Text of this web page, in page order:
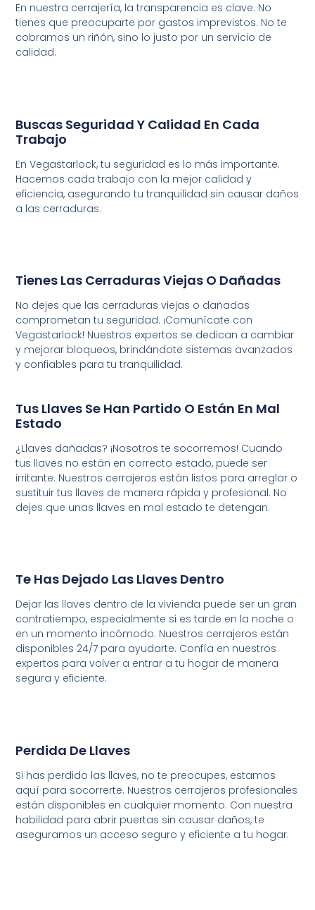
En nuestra cerrajería, la transparencia es clave. No
tienes que preocuparte por gastos imprevistos. No te
cobramos un riñón, sino lo justo por un servicio de
calidad.
Buscas Seguridad Y Calidad En Cada
Trabajo
En Vegastarlock, tu seguridad es lo más importante.
Hacemos cada trabajo con la mejor calidad y
eficiencia, asegurando tu tranquilidad sin causar daños
a las cerraduras.
Tienes Las Cerraduras Viejas O Dañadas
No dejes que las cerraduras viejas o dañadas
comprometantu seguridad. ¡Comunícate con
Vegastarlock! Nuestros expertos se dedican a cambiar
y mejorar bloqueos, brindándote sistemas avanzados
y confiables para tu tranquilidad.
Tus Llaves Se Han Partido O Están En Mal
Estado
¿Llaves dañadas? ¡Nosotros te socorremos! Cuando
tus llaves no están en correcto estado, puede ser
irritante. Nuestros cerrajeros están listos para arreglar o
sustituir tus llaves de manera rápida y profesional. No
dejes que unas llaves en mal estado te detengan.
Te Has Dejado Las Llaves Dentro
Dejar las llaves dentro de la vivienda puede ser un gran
contratiempo, especialmente si es tarde en la noche o
en un momento incómodo. Nuestros cerrajeros están
disponibles 24/7 para ayudarte. Confía en nuestros
expertos para volver a entrar a tu hogar de manera
segura y eficiente.
Perdida De Llaves
Si has perdido las llaves, no te preocupes, estamos
aquí para socorrerte. Nuestros cerrajeros profesionales
están disponibles en cualquier momento. Con nuestra
habilidad para abrir puertas sin causar daños, te
aseguramos un acceso seguro y eficiente a tu hogar.